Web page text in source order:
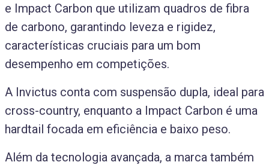
e Impact Carbon que utilizam quadros de fibra
de carbono, garantindo leveza e rigidez,
características cruciais para um bom
desempenho em competições.
A Invictus conta com suspensão dupla, ideal para
cross-country, enquanto a Impact Carbon é uma
hardtail focada em eficiência e baixo peso.
Além da tecnologia avançada, a marca também